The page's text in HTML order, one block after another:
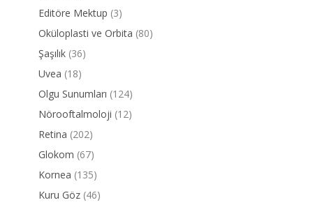
Editöre Mektup (3)
Oküloplasti ve Orbita (80)
Şaşılık (36)
Uvea (18)
Olgu Sunumları (124)
Nörooftalmoloji (12)
Retina (202)
Glokom (67)
Kornea (135)
Kuru Göz (46)